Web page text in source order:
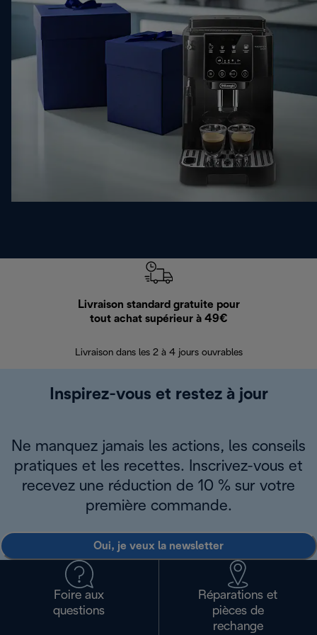
Livraison standard gratuite pour
tout achat supérieur à 49€
Livraison dans les 2 à 4 jours ouvrables
Inspirez-vous et restez à jour
Ne manquez jamais les actions, les conseils
pratiques et les recettes. Inscrivez-vous et
recevez une réduction de 10 % sur votre
première commande.
Oui, je veux la newsletter
Foire aux
questions
Réparations et
pièces de
rechange